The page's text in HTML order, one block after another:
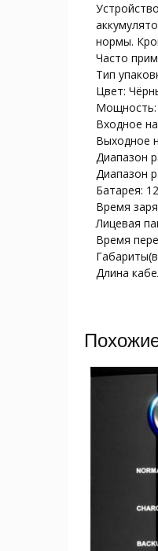
нормы.
Часто
Тип
Цвет:
Входное
Выходное
Диапазон
Диапазон
Батарея:
Время
Лицевая
Время
Длина